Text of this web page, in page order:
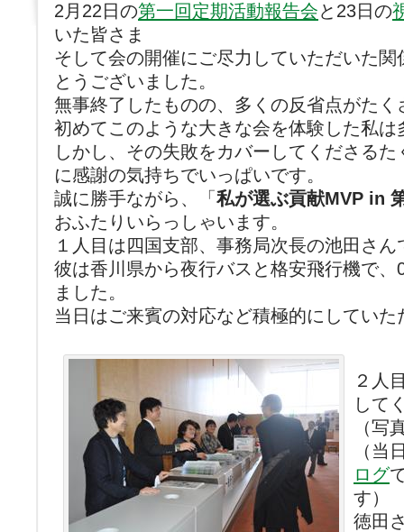
2月22日の第一回定期活動報告会と23日の
いた皆さま
そして会の開催にご尽力していただいた
とうございました。
無事終了したものの、多くの反省点がたく
初めてこのような大きな会を体験した私
しかし、その失敗をカバーしてくださる
に感謝の気持ちでいっぱいです。
誠に勝手ながら、「 私が選ぶ貢献MVP in
おふたりいらっしゃいます。
１人目は四国支部、事務局次長の池田さん
彼は香川県から夜行バスと格安飛行機で
ました。
当日はご来賓の対応など積極的にしていた
２人
して
（写
（当
ログ
す）
徳田